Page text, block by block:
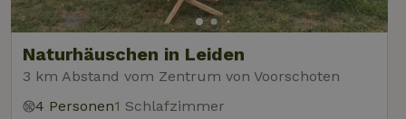
Naturhäuschen in Leiden
3 km Abstand vom Zentrum von Voorschoten
4 Personen1 Schlafzimmer